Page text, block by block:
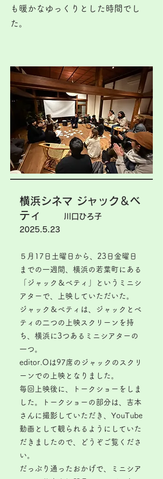
も暖かなゆっくりとした時間でし
た。
横浜シネマ ジャック＆ベ
ティ
川口ひろ子
2025.5.23
５月17日土曜日から、23日金曜日
までの一週間、横浜の若葉町にある
「ジャック＆ベティ」というミニシ
アターで、上映していただいた。
ジャック＆ベティは、ジャックとベ
ティの二つの上映スクリーンを持
ち、横浜に3つあるミニシアターの
一つ。
editor.Oは97席のジャックのスクリ
ーンでの上映となりました。
毎回上映後に、トークショーをしま
した。トークショーの部分は、吉本
さんに撮影していただき、YouTube
動画として観られるようにしていた
だきましたので、どうぞご覧くださ
い。
だっぶり通ったおかげで、ミニシア